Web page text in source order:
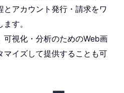
アカウント発行・請求をワ
す。
可視化・分析のためのWeb画
マイズして提供することも可